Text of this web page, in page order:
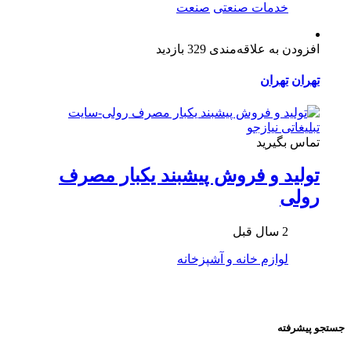
خدمات صنعتی صنعت
افزودن به علاقه‌مندی 329 بازدید
تهران تهران
تماس بگیرید
تولید و فروش پیشبند یکبار مصرف
رولی
2 سال قبل
لوازم خانه و آشپزخانه
جستجو پیشرفته